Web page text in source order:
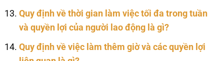
Quy định về thời gian làm việc tối đa trong tuần
và quyền lợi của người lao động là gì?
Quy định về việc làm thêm giờ và các quyền lợi